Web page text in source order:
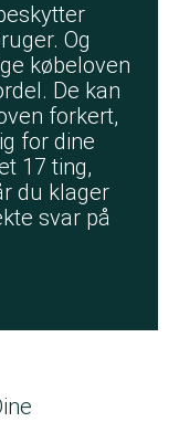
Og
købeloven
De kan
forkert,
for dine
17 ting,
du klager
svar på